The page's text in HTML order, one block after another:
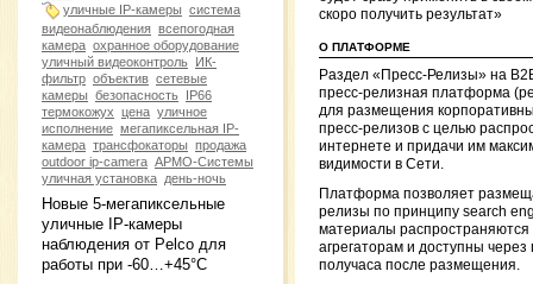
уличные IP-камеры система
видеонаблюдения всепогодная
камера охранное оборудование
уличный видеоконтроль ИК-
фильтр объектив сетевые
камеры безопасность IP66
термокожух цена уличное
исполнение мегапиксельная IP-
камера трансфокаторы продажа
outdoor ip-camera АРМО-Системы
уличная установка день-ночь
Новые 5-мегапиксельные
уличные IP-камеры
наблюдения от Pelco для
работы при -60…+45°C
скоро получить результат»
О ПЛАТФОРМЕ
Раздел «Пресс-Релизы» на
пресс-релизная платформа
для размещения
пресс-релизов с целью
интернете и придачи им
видимости в Сети.
Платформа позволяет
релизы по принципу search
материалы
агрегаторам и доступны через
получаса после размещения.